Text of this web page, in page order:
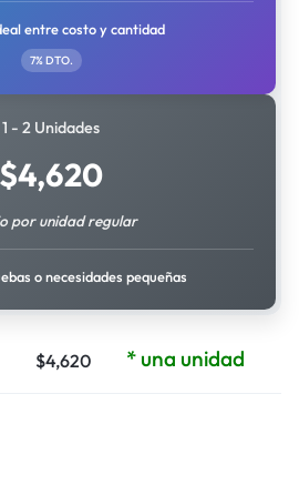
entre costo y cantidad
7% DTO.
1 - 2 Unidades
$4,620
por unidad regular
o necesidades pequeñas
$4,620 * una unidad